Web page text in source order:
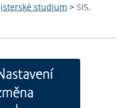
studium > SIS,